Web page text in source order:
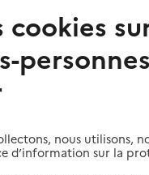
cookies
nous utilisons,
d’information sur la